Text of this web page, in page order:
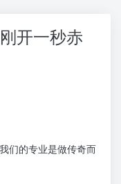
开一秒赤
们的专业是做传奇而